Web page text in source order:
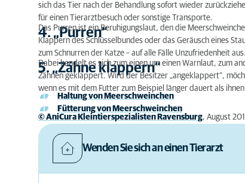
sich das Tier nach der Behandlung sofort wieder
für einen Tierarztbesuch oder sonstige Transporte.
4. „Purren“
Das Purren ist ein Beruhigungslaut, den die
Klappern des Schlüsselbundes oder das Geräusch eines
zum Schnurren der Katze – auf alle Fälle Unzufriedenheit aus.
5. „Zähne klappern“
Dabei handelt es sich zum einen um einen Warnlaut, zum
Zähnen geklappert. Wird der Besitzer „angeklappert“,
wenn es mit dem Futter zum Beispiel länger dauert als
Haltung von Meerschweinchen
Fütterung von Meerschweinchen
© AniCura Kleintierspezialisten Ravensburg, August
Wenden Sie sich an einen Tierarzt